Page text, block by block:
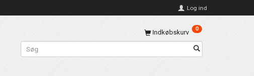
Log ind
Indkøbskurv 0